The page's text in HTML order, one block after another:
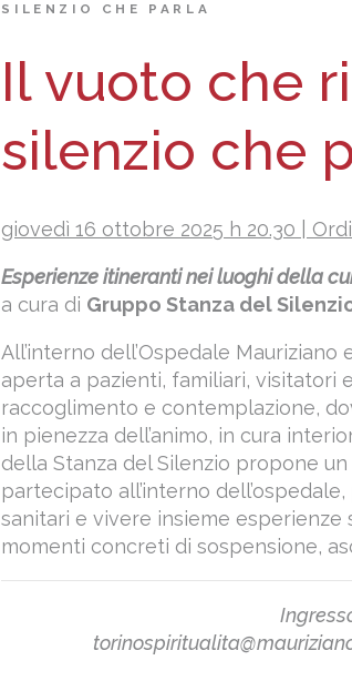
SILENZIO CHE PARLA
Il vuoto che
silenzio che
giovedì 16 ottobre 2025 h 20.30 |
Esperienze itineranti nei luoghi della
a cura di Gruppo Stanza del
All’interno dell’Ospedale Mauriziano
aperta a pazienti, familiari, visitatori
raccoglimento e contemplazione,
in pienezza dell’animo, in cura
della Stanza del Silenzio propone
partecipato all’interno
sanitari e vivere insieme esperienze
momenti concreti di sospensione,